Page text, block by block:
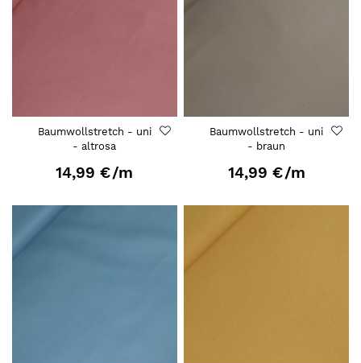
Baumwollstretch - uni
- altrosa
14,99 €/m
Baumwollstretch - uni
- braun
14,99 €/m